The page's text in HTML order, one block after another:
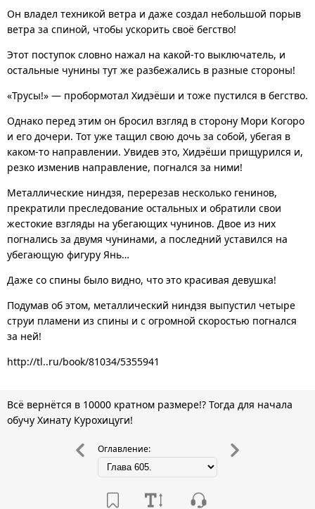
Он владел техникой ветра и даже создал небольшой порыв
ветра за спиной, чтобы ускорить своё бегство!
Этот поступок словно нажал на какой-то выключатель, и
остальные чунины тут же разбежались в разные стороны!
«Трусы!» — пробормотал Хидэёши и тоже пустился в бегство.
Однако перед этим он бросил взгляд в сторону Мори Когоро
и его дочери. Тот уже тащил свою дочь за собой, убегая в
каком-то направлении. Увидев это, Хидэёши прищурился и,
резко изменив направление, погнался за ними!
Металлические ниндзя, перерезав несколько генинов,
прекратили преследование остальных и обратили свои
жестокие взгляды на убегающих чунинов. Двое из них
погнались за двумя чунинами, а последний уставился на
убегающую фигуру Янь…
Даже со спины было видно, что это красивая девушка!
Подумав об этом, металлический ниндзя выпустил четыре
струи пламени из спины и с огромной скоростью погнался
за ней!
http://tl..ru/book/81034/5355941
Всё вернётся в 10000 кратном размере!? Тогда для начала
обучу Хинату Курохицуги!
Оглавление: